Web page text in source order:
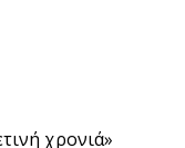
χρονιά»